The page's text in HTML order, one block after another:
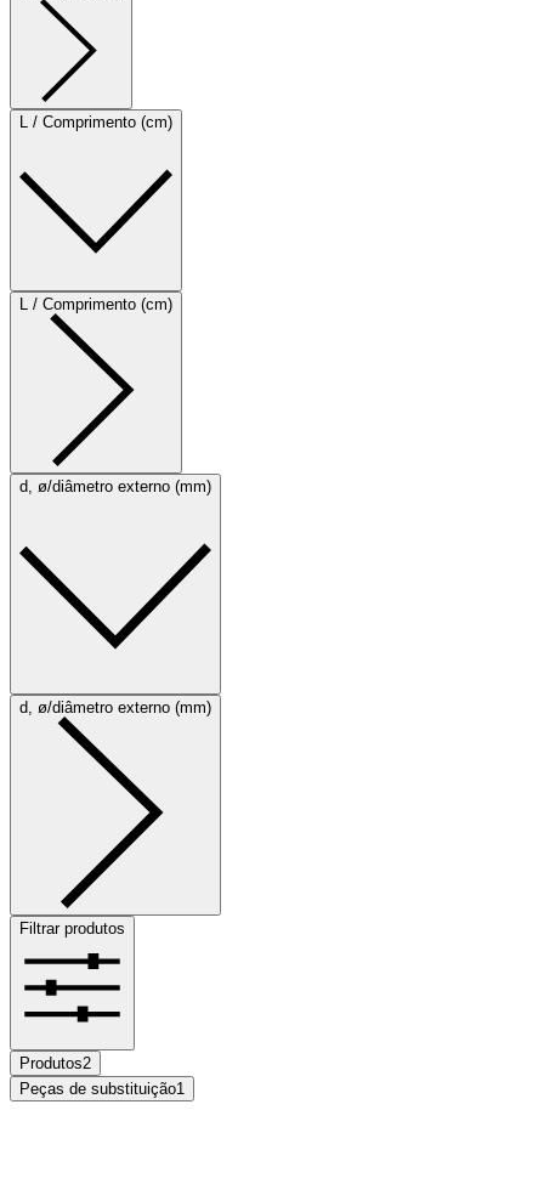
L / Comprimento (cm)
L / Comprimento (cm)
d, ø/diâmetro externo (mm)
d, ø/diâmetro externo (mm)
Filtrar produtos
Produtos2
Peças de substituição1